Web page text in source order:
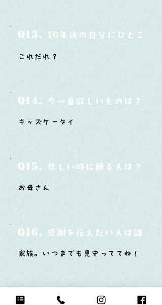
Q13. 10年後の自分にひとこと
これだれ？
Q14. 今一番欲しいものは？
キッズケータイ
Q15. 悲しい時に頼る人は？
お母さん
Q16. 感謝を伝えたい人は誰？
家族。いつまでも見守っててね！
Q17. もし今日地球が滅びるな